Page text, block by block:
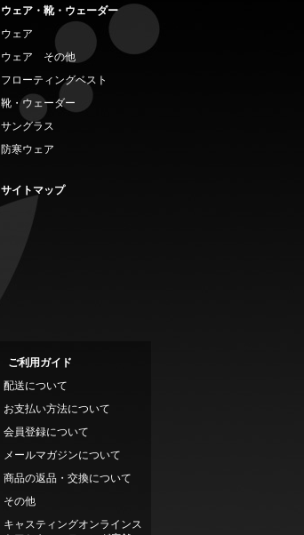
ウェア・靴・ウェーダー
ウェア
ウェア その他
フローティングベスト
靴・ウェーダー
サングラス
防寒ウェア
サイトマップ
ご利用ガイド
配送について
お支払い方法について
会員登録について
メールマガジンについて
商品の返品・交換について
その他
キャスティングオンラインス